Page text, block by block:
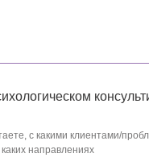
с какими клиентами/
направлениях